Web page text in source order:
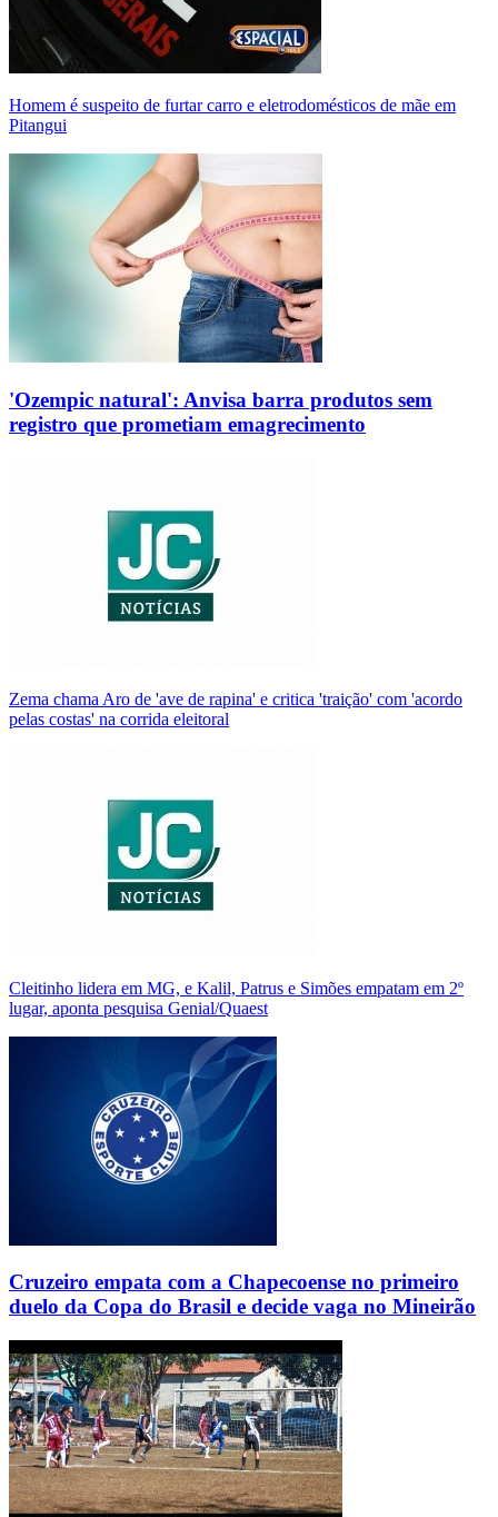
Homem é suspeito de furtar carro e eletrodomésticos de mãe em
Pitangui
'Ozempic natural': Anvisa barra produtos sem
registro que prometiam emagrecimento
Zema chama Aro de 'ave de rapina' e critica 'traição' com 'acordo
pelas costas' na corrida eleitoral
Cleitinho lidera em MG, e Kalil, Patrus e Simões empatam em 2º
lugar, aponta pesquisa Genial/Quaest
Cruzeiro empata com a Chapecoense no primeiro
duelo da Copa do Brasil e decide vaga no Mineirão